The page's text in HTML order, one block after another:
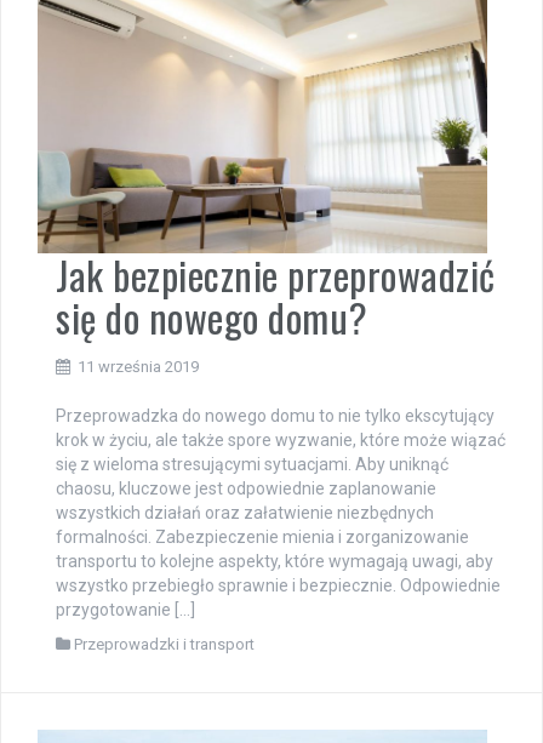
Jak bezpiecznie przeprowadzić
się do nowego domu?
11 września 2019
Przeprowadzka do nowego domu to nie tylko ekscytujący
krok w życiu, ale także spore wyzwanie, które może wiązać
się z wieloma stresującymi sytuacjami. Aby uniknąć
chaosu, kluczowe jest odpowiednie zaplanowanie
wszystkich działań oraz załatwienie niezbędnych
formalności. Zabezpieczenie mienia i zorganizowanie
transportu to kolejne aspekty, które wymagają uwagi, aby
wszystko przebiegło sprawnie i bezpiecznie. Odpowiednie
przygotowanie […]
Przeprowadzki i transport